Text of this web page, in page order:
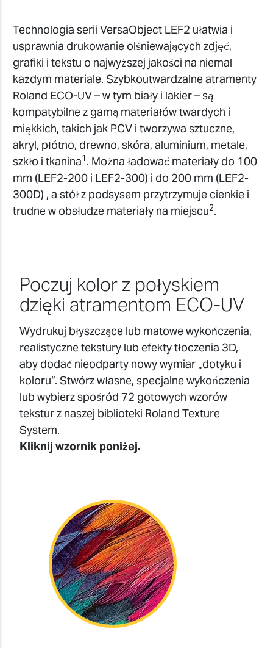
Technologia serii VersaObject LEF2 ułatwia i
usprawnia drukowanie olśniewających zdjęć,
grafiki i tekstu o najwyższej jakości na niemal
każdym materiale. Szybkoutwardzalne atramenty
Roland ECO-UV – w tym biały i lakier – są
kompatybilne z gamą materiałów twardych i
miękkich, takich jak PCV i tworzywa sztuczne,
akryl, płótno, drewno, skóra, aluminium, metale,
szkło i tkanina1. Można ładować materiały do 100
mm (LEF2-200 i LEF2-300) i do 200 mm (LEF2-
300D) , a stół z podsysem przytrzymuje cienkie i
trudne w obsłudze materiały na miejscu2.
Poczuj kolor z połyskiem
dzięki atramentom ECO-UV
Wydrukuj błyszczące lub matowe wykończenia,
realistyczne tekstury lub efekty tłoczenia 3D,
aby dodać nieodparty nowy wymiar „dotyku i
koloru”. Stwórz własne, specjalne wykończenia
lub wybierz spośród 72 gotowych wzorów
tekstur z naszej biblioteki Roland Texture
System.
Kliknij wzornik poniżej.